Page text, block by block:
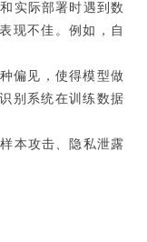
实际部署时遇到数
现不佳。例如，自
偏见，使得模型做
别系统在训练数据
本攻击、隐私泄露